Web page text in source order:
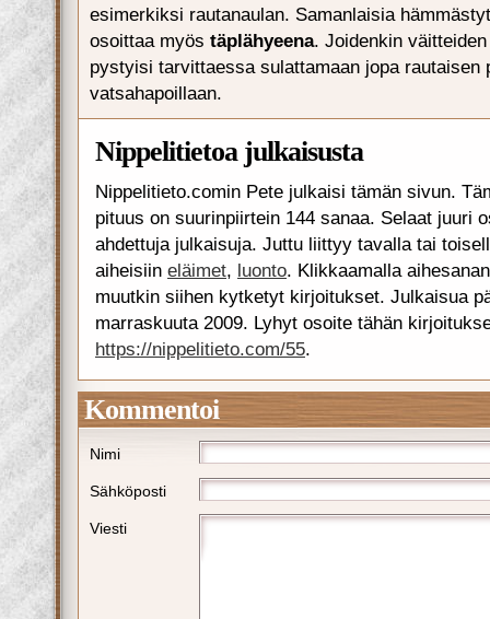
esimerkiksi rautanaulan. Samanlaisia
osoittaa myös täplähyeena. Joidenkin
pystyisi tarvittaessa sulattamaan jopa rautaisen
vatsahapoillaan.
Nippelitietoa julkaisusta
Nippelitieto.comin Pete julkaisi tämän sivun.
pituus on suurinpiirtein 144 sanaa. Selaat juuri
ahdettuja julkaisuja. Juttu liittyy tavalla tai
aiheisiin eläimet, luonto. Klikkaamalla
muutkin siihen kytketyt kirjoitukset. Julkaisua
marraskuuta 2009. Lyhyt osoite tähän
https://nippelitieto.com/55.
Kommentoi
Nimi
Sähköposti
Viesti